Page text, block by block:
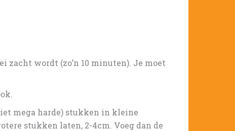
zacht wordt (zo’n 10 minuten). Je moet
mega harde) stukken in kleine
stukken laten, 2-4cm. Voeg dan de